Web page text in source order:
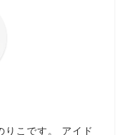
りこです。 アイド